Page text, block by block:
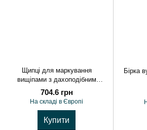
Щипці для маркування
вищіпами з дахоподібним
вирізом, KERBL
704.6 грн
На складі в Європі
Купити
Бірка